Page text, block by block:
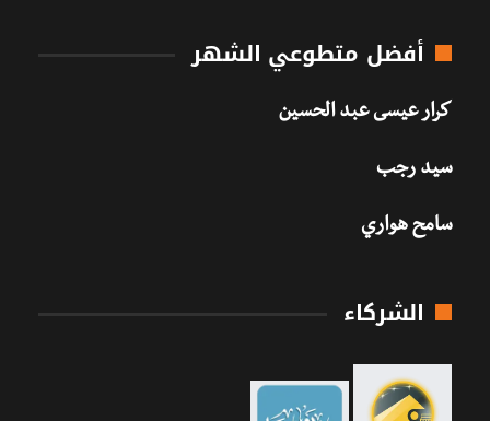
أفضل متطوعي الشهر
كرار عيسى عبد الحسين
سيد رجب
سامح هواري
الشركاء